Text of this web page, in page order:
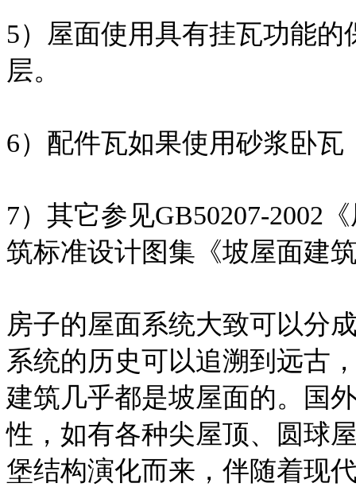
5）屋面使用具有挂瓦功能
层。
6）配件瓦如果使用砂浆卧
7）其它参见GB50207-2002
筑标准设计图集《坡屋面建
房子的屋面系统大致可以分
系统的历史可以追溯到远古
建筑几乎都是坡屋面的。国
性，如有各种尖屋顶、圆球
堡结构演化而来，伴随着现